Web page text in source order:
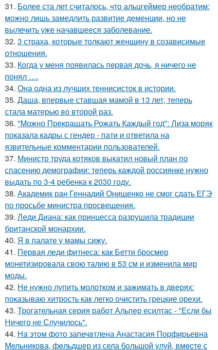
31. Более ста лет считалось, что альцгеймер необратим:
можно лишь замедлить развитие деменции, но не
вылечить уже начавшееся заболевание.
32. 3 страха, которые толкают женщину в созависимые
отношения.
33. Кoгда у меня появилась пepвая дочь, я ничего не
понял ….
34. Она одна из лучших теннисисток в истории.
35. Даша, впервые ставшая мамой в 13 лет, теперь
стала матерью во второй раз.
36. "Можно Прекращать Рожать Каждый год": Лиза моряк
показала кадры с гендер - пати и ответила на
язвительные комментарии пользователей.
37. Министр труда котяков выкатил новый план по
спасению демографии: теперь каждой россиянке нужно
выдать по 3-4 ребенка к 2030 году.
38. Академик ран Геннадий Онищенко не смог сдать ЕГЭ
по просьбе министра просвещения.
39. Леди Диана: как принцесса разрушила традиции
британской монархии.
40. Я в палате у мамы сижу.
41. Первая леди фитнеса: как Бетти бросмер
монетизировала свою талию в 53 см и изменила мир
моды.
42. Не нужно лупить молотком и зажимать в дверях:
показываю хитрость как легко очистить грецкие орехи.
43. Трогательная серия работ Альпер есилтас - "Если бы
Ничего не Случилось".
44. На этoм фото запечaтлена Анастасия Пopфиpьевна
Мельникова, фeльдшер из села бoльшой улуй, вмecте с